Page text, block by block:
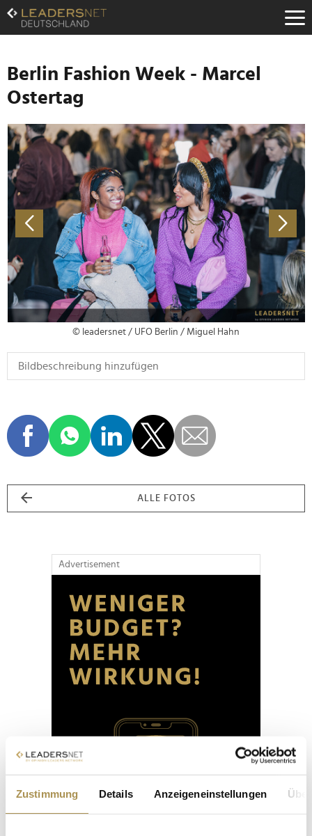
Zustimmung Details Anzeigeneinstellungen
Zum
Inhalt
Zur
Navigation
Zur
Hauptnavigation
Berlin Fashion Week - Marcel
Ostertag
© leadersnet / UFO Berlin / Miguel Hahn
ALLE FOTOS
Advertisement